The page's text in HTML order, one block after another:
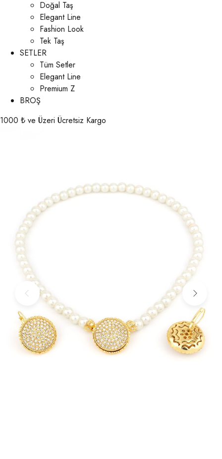
Doğal Taş
Elegant Line
Fashion Look
Tek Taş
SETLER
Tüm Setler
Elegant Line
Premium Z
BROŞ
1000 ₺ ve Üzeri Ücretsiz Kargo